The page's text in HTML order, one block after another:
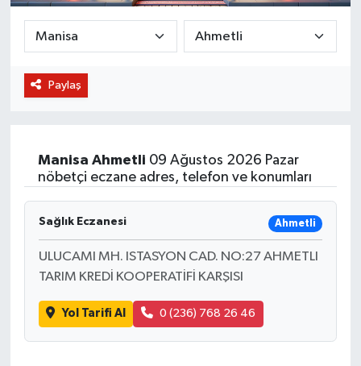
Paylaş
Manisa Ahmetli 09 Ağustos 2026 Pazar
nöbetçi eczane adres, telefon ve konumları
Sağlık Eczanesi Ahmetli
ULUCAMI MH. ISTASYON CAD. NO:27 AHMETLI
TARIM KREDİ KOOPERATİFİ KARŞISI
Yol Tarifi Al 0 (236) 768 26 46
BİLİM VE TEKNOLOJİ